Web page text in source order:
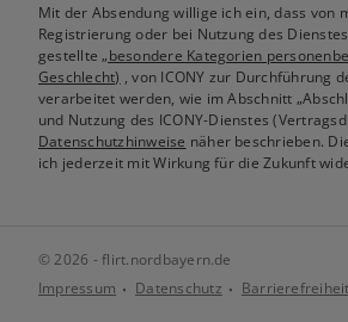
Mit der Absendung willige ich ein, dass von
Registrierung oder bei Nutzung des
gestellte„besondere Kategorien
Geschlecht) , von ICONY zur Durchführung
verarbeitet werden, wie im Abschnitt
und Nutzung des ICONY-Dienstes
Datenschutzhinweise näher beschrieben.
ich jederzeit mit Wirkung für die Zukunft
© 2026 - flirt.nordbayern.de
Impressum
Datenschutz Barrierefreiheit